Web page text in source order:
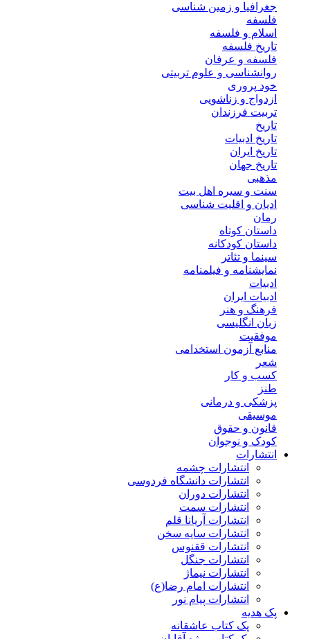
جغرافیا و زمین شناسی
فلسفه
اسلام و فلسفه
تاریخ فلسفه
فلسفه و عرفان
روانشناسی و علوم تربیتی
خود پروری
ازدواج و زناشویی
تربیت فرزندان
تاریخ
تاریخ ادبیات
تاریخ ایران
تاریخ جهان
مذهبی
سنت و سیره اهل بیت
ادیان و اقلیت شناسی
رمان
داستان کوتاه
داستان کودکانه
سینما و تئاتر
نمایشنامه و فیلمنامه
ادبیات
ادبیات ایران
فرهنگ و هنر
زبان انگلیسی
موفقیت
منابع آزمون استخدامی
شعر
کسب و کار
طنز
پزشکی و درمانی
موسیقی
قانون و حقوق
کودک و نوجوان
انتشارات
انتشارات چشمه
انتشارات دانشگاه فردوسی
انتشارات دوران
انتشارات سمت
انتشارات آریانا قلم
انتشارات سایه سخن
انتشارات ققنوس
انتشارات جنگل
انتشارات نیماژ
انتشارات امام رضا(ع)
انتشارات پیام نور
پک هدیه
پک کتاب عاشقانه